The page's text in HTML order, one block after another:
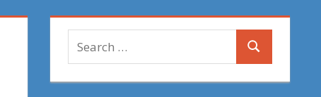
Search
for:
Search